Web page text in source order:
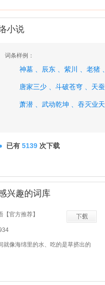
小说
词条样例：
神墓 、 辰东 、 紫川 、 老猪 、
唐家三少 、 斗破苍穹 、 天
萧潜 、 武动乾坤 、 吞灭业天
已有 5139 次下载
兴趣的词库
【官方推荐】
就像海绵里的水、吃的是草挤出的